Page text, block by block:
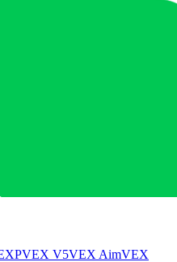
VEX V5VEX AimVEX